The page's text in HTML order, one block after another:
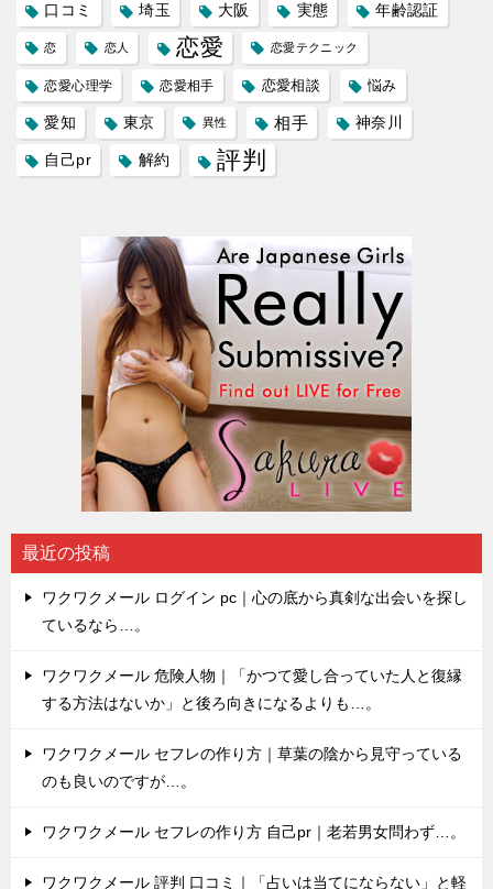
口コミ 埼玉 大阪 実態 年齢認証
恋 恋人 恋愛 恋愛テクニック
恋愛心理学 恋愛相手 恋愛相談 悩み
愛知 東京 異性 相手 神奈川
自己pr 解約 評判
最近の投稿
ワクワクメール ログイン pc｜心の底から真剣な出会いを探し
ているなら…。
ワクワクメール 危険人物｜「かつて愛し合っていた人と復縁
する方法はないか」と後ろ向きになるよりも…。
ワクワクメール セフレの作り方｜草葉の陰から見守っている
のも良いのですが…。
ワクワクメール セフレの作り方 自己pr｜老若男女問わず…。
ワクワクメール 評判 口コミ｜「占いは当てにならない」と軽